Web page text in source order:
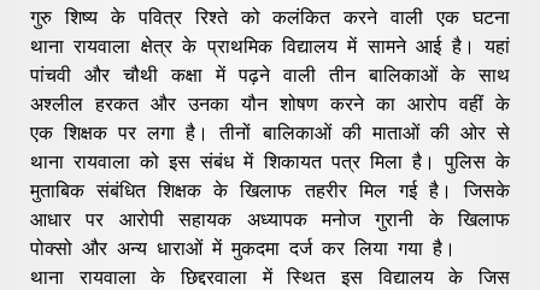
गुरु शिष्य के पवित्र रिश्ते को कलंकित करने वाली एक घटना
थाना रायवाला क्षेत्र के प्राथमिक विद्यालय में सामने आई है। यहां
पांचवी और चौथी कक्षा में पढ़ने वाली तीन बालिकाओं के साथ
अश्लील हरकत और उनका यौन शोषण करने का आरोप वहीं के
एक शिक्षक पर लगा है। तीनों बालिकाओं की माताओं की ओर से
थाना रायवाला को इस संबंध में शिकायत पत्र मिला है। पुलिस के
मुताबिक संबंधित शिक्षक के खिलाफ तहरीर मिल गई है। जिसके
आधार पर आरोपी सहायक अध्यापक मनोज गुरानी के खिलाफ
पोक्सो और अन्य धाराओं में मुकदमा दर्ज कर लिया गया है।
थाना रायवाला के छिद्दरवाला में स्थित इस विद्यालय के जिस